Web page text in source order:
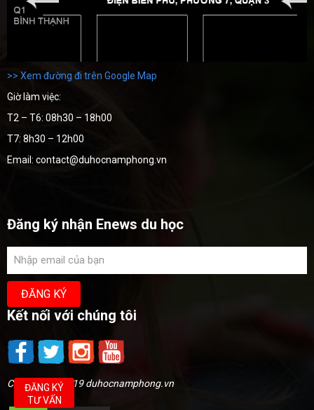
>> Xem đường đi trên Google Map
Giờ làm việc:
T2 – T6: 08h30 – 18h00
T7: 8h30 – 12h00
Email: contact@duhocnamphong.vn
Đăng ký nhận Enews du học
Kết nối với chúng tôi
Copyright @2019 duhocnamphong.vn
ĐĂNG KÝ
TƯ VẤN